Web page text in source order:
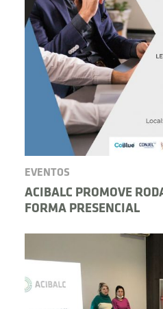
EVENTOS
ACIBALC PROMOVE
FORMA PRESENCIAL